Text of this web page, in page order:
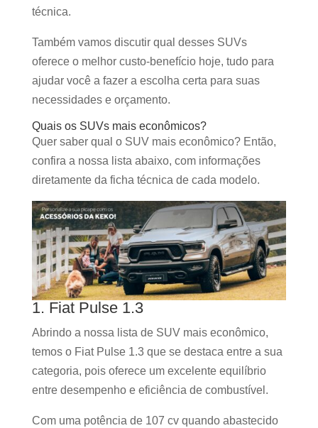
técnica.
Também vamos discutir qual desses SUVs
oferece o melhor custo-benefício hoje, tudo para
ajudar você a fazer a escolha certa para suas
necessidades e orçamento.
Quais os SUVs mais econômicos?
Quer saber qual o SUV mais econômico? Então,
confira a nossa lista abaixo, com informações
diretamente da ficha técnica de cada modelo.
1. Fiat Pulse 1.3
Abrindo a nossa lista de SUV mais econômico,
temos o Fiat Pulse 1.3 que se destaca entre a sua
categoria, pois oferece um excelente equilíbrio
entre desempenho e eficiência de combustível.
Com uma potência de 107 cv quando abastecido